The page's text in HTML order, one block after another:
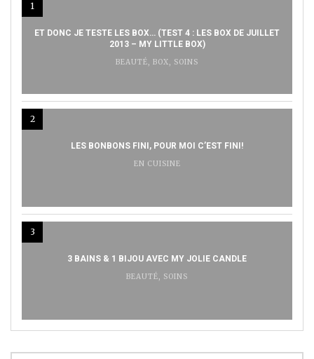
1
ET DONC JE TESTE LES BOX… (TEST 4 : LES BOX DE JUILLET
2013 – MY LITTLE BOX)
BEAUTÉ, BOX, SOINS
2
LES BONBONS FINI, POUR MOI C’EST FINI!
EN CUISINE
3
3 BAINS & 1 BIJOU AVEC MY JOLIE CANDLE
BEAUTÉ, SOINS